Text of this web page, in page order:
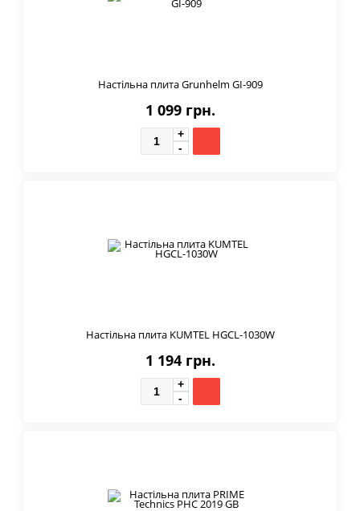
Настільна плита Grunhelm GI-909
1 099 грн.
Настільна плита KUMTEL HGCL-1030W
1 194 грн.